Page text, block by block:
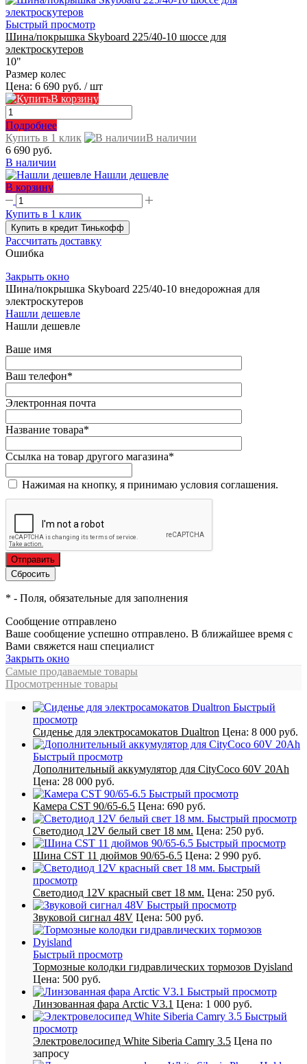
Быстрый просмотр
Шина/покрышка Skyboard 225/40-10 шоссе для
электроскутеров
10"
Размер колес
Цена: 6 690 руб. / шт
В корзину
Подробнее
Купить в 1 клик
В наличии
6 690 руб.
В наличии
Нашли дешевле
В корзину
Купить в 1 клик
Купить в кредит Тинькофф
Рассчитать доставку
Ошибка
Закрыть окно
Шина/покрышка Skyboard 225/40-10 внедорожная для
электроскутеров
Нашли дешевле
Нашли дешевле
Ваше имя
Ваш телефон*
Электронная почта
Название товара*
Ссылка на товар другого магазина*
Нажимая на кнопку, я принимаю условия соглашения.
* - Поля, обязательные для заполнения
Сообщение отправлено
Ваше сообщение успешно отправлено. В ближайшее время с
Вами свяжется наш специалист
Закрыть окно
Самые продаваемые товары
Просмотренные товары
Быстрый
просмотр
Сиденье для электросамокатов Dualtron Цена: 8 000 руб.
Быстрый просмотр
Дополнительный аккумулятор для CityCoco 60V 20Ah
Цена: 28 000 руб.
Быстрый просмотр
Камера CST 90/65-6.5 Цена: 690 руб.
Быстрый просмотр
Светодиод 12V белый свет 18 мм. Цена: 250 руб.
Быстрый просмотр
Шина CST 11 дюймов 90/65-6.5 Цена: 2 990 руб.
Быстрый
просмотр
Светодиод 12V красный свет 18 мм. Цена: 250 руб.
Быстрый просмотр
Звуковой сигнал 48V Цена: 500 руб.
Быстрый просмотр
Тормозные колодки гидравлических тормозов Dyisland
Цена: 500 руб.
Быстрый просмотр
Линзованная фара Arctic V3.1 Цена: 1 000 руб.
Быстрый
просмотр
Электровелосипед White Siberia Camry 3.5 Цена по
запросу